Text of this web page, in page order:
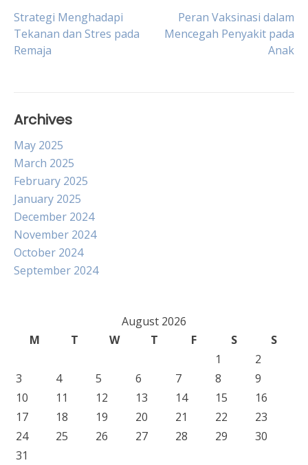
Post
navigation
Strategi Menghadapi
Tekanan dan Stres pada
Remaja
Peran Vaksinasi dalam
Mencegah Penyakit pada
Anak
Archives
May 2025
March 2025
February 2025
January 2025
December 2024
November 2024
October 2024
September 2024
August 2026
M
T W T F S
S
1
2
3
4 5 6 7 8
9
10
11 12 13 14 15
16
17
18 19 20 21 22
23
24
25 26 27 28 29
30
31